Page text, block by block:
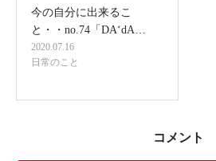
今の自分に出来るこ
と・・no.74「DA‘dA…
2020.07.16
日常のこと
コメント